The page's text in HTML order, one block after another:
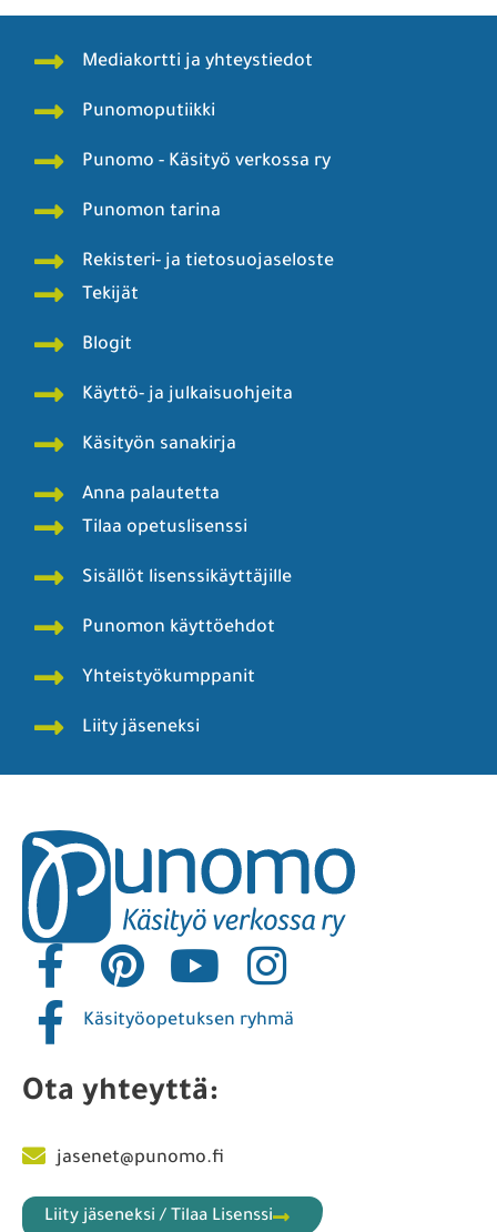
Mediakortti ja yhteystiedot
Punomoputiikki
Punomo - Käsityö verkossa ry
Punomon tarina
Rekisteri- ja tietosuojaseloste
Tekijät
Blogit
Käyttö- ja julkaisuohjeita
Käsityön sanakirja
Anna palautetta
Tilaa opetuslisenssi
Sisällöt lisenssikäyttäjille
Punomon käyttöehdot
Yhteistyökumppanit
Liity jäseneksi
Käsityöopetuksen ryhmä
Ota yhteyttä:
jasenet@punomo.fi
Liity jäseneksi / Tilaa Lisenssi